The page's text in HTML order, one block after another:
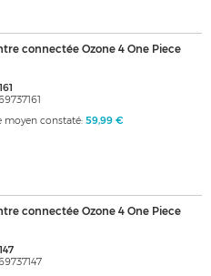
connectée Ozone 4 One Piece
moyen constaté: 59,99 €
connectée Ozone 4 One Piece